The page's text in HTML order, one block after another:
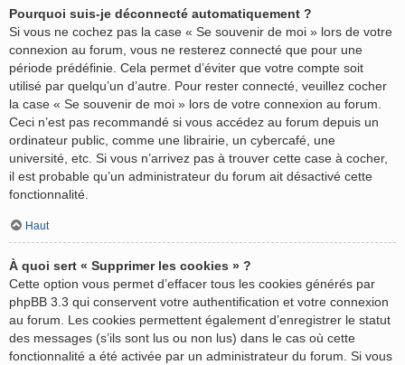
Pourquoi suis-je déconnecté automatiquement ?
Si vous ne cochez pas la case « Se souvenir de moi » lors de votre
connexion au forum, vous ne resterez connecté que pour une
période prédéfinie. Cela permet d’éviter que votre compte soit
utilisé par quelqu’un d’autre. Pour rester connecté, veuillez cocher
la case « Se souvenir de moi » lors de votre connexion au forum.
Ceci n’est pas recommandé si vous accédez au forum depuis un
ordinateur public, comme une librairie, un cybercafé, une
université, etc. Si vous n’arrivez pas à trouver cette case à cocher,
il est probable qu’un administrateur du forum ait désactivé cette
fonctionnalité.
Haut
À quoi sert « Supprimer les cookies » ?
Cette option vous permet d’effacer tous les cookies générés par
phpBB 3.3 qui conservent votre authentification et votre connexion
au forum. Les cookies permettent également d’enregistrer le statut
des messages (s’ils sont lus ou non lus) dans le cas où cette
fonctionnalité a été activée par un administrateur du forum. Si vous